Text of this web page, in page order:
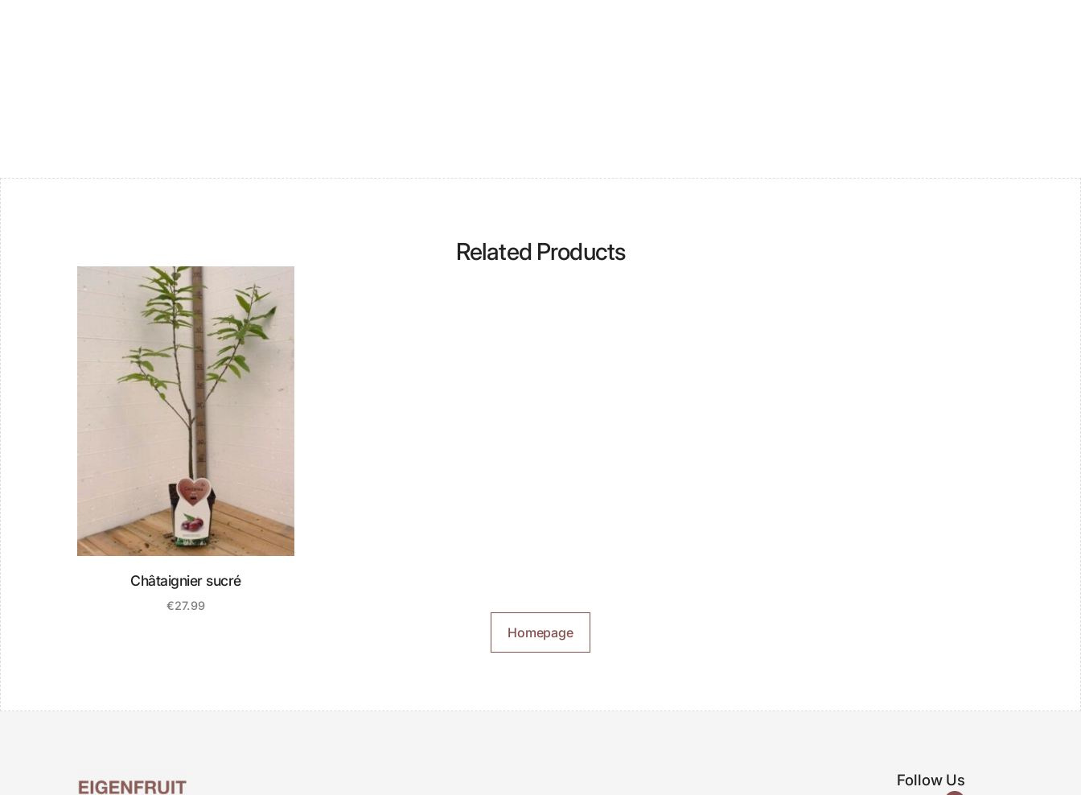
Related Products
Châtaignier sucré
€27.99
Homepage
Follow Us